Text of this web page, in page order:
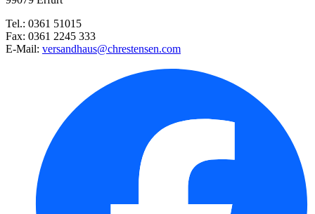
Buschbohne Maxidor
Freiland-Fuchsie Madame Cornel ...
Schalerbse Kleine Rheinländeri ...
Schalerbsen Frühe Harzerin
Buschbohne Berggold
Tel.: 0361 51015
Fax: 0361 2245 333
E-Mail: versandhaus@chrestensen.com